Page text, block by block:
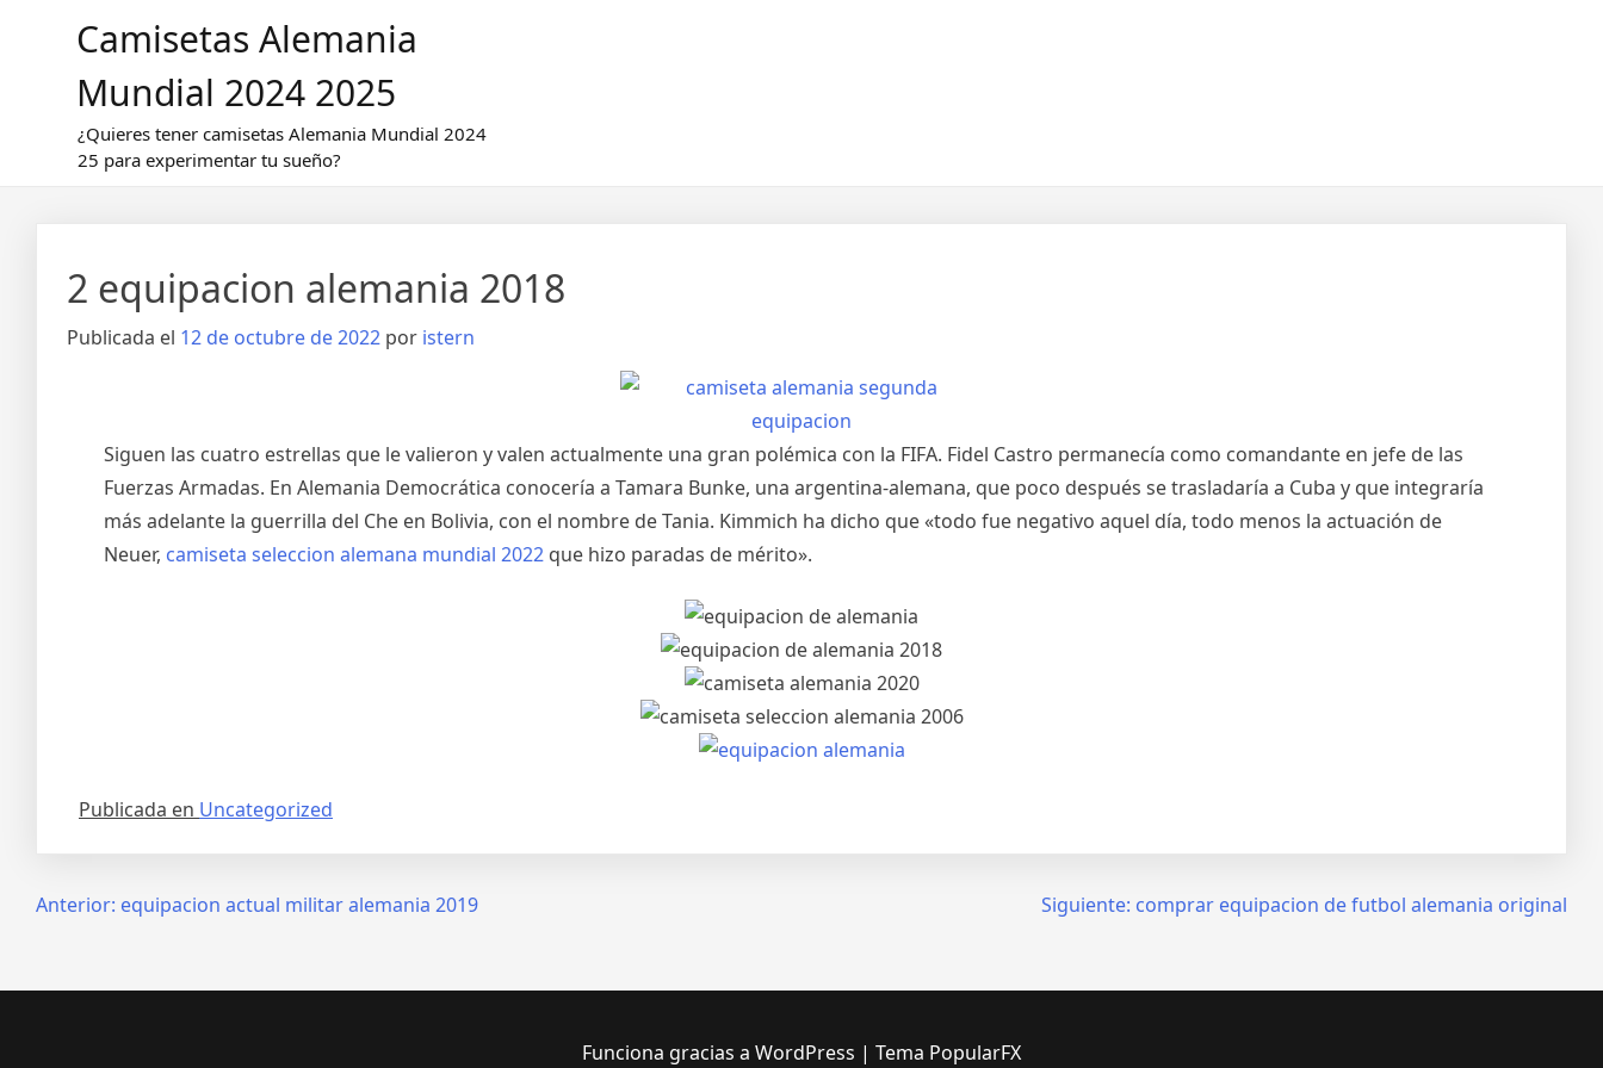
Camisetas Alemania
Mundial 2024 2025
¿Quieres tener camisetas Alemania Mundial 2024
25 para experimentar tu sueño?
2 equipacion alemania 2018
Publicada el 12 de octubre de 2022 por istern
Siguen las cuatro estrellas que le valieron y valen actualmente una gran polémica con la FIFA. Fidel Castro permanecía como comandante en jefe de las
Fuerzas Armadas. En Alemania Democrática conocería a Tamara Bunke, una argentina-alemana, que poco después se trasladaría a Cuba y que integraría
más adelante la guerrilla del Che en Bolivia, con el nombre de Tania. Kimmich ha dicho que «todo fue negativo aquel día, todo menos la actuación de
Neuer, camiseta seleccion alemana mundial 2022 que hizo paradas de mérito».
Publicada en Uncategorized
Navegación
entradas
Anterior: equipacion actual militar alemania 2019 Siguiente: comprar equipacion de futbol alemania original
Funciona gracias a WordPress | Tema PopularFX